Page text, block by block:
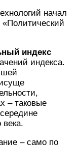
начал
«Политический
индекс
индекса.
– таковые
века.
– само по